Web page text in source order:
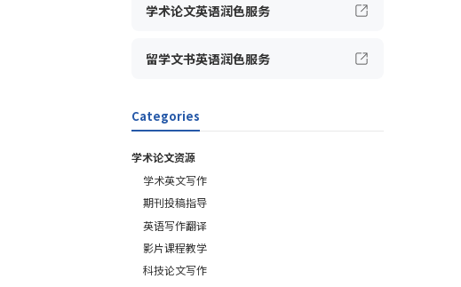
学术论文英语润色服务
留学文书英语润色服务
Categories
学术论文资源
学术英文写作
期刊投稿指导
英语写作翻译
影片课程教学
科技论文写作